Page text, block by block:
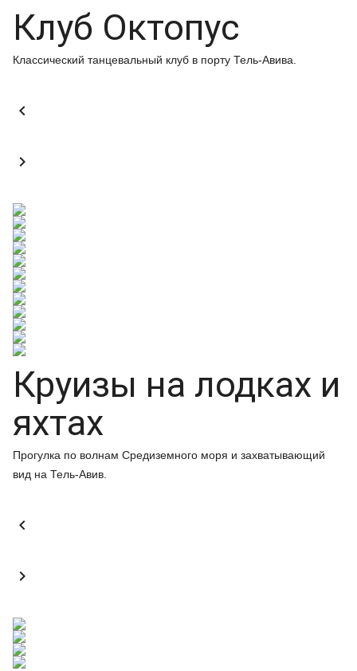
Клуб Октопус
Классический танцевальный клуб в порту Тель-Авива.


Круизы на лодках и
яхтах
Прогулка по волнам Средиземного моря и захватывающий
вид на Тель-Авив.

